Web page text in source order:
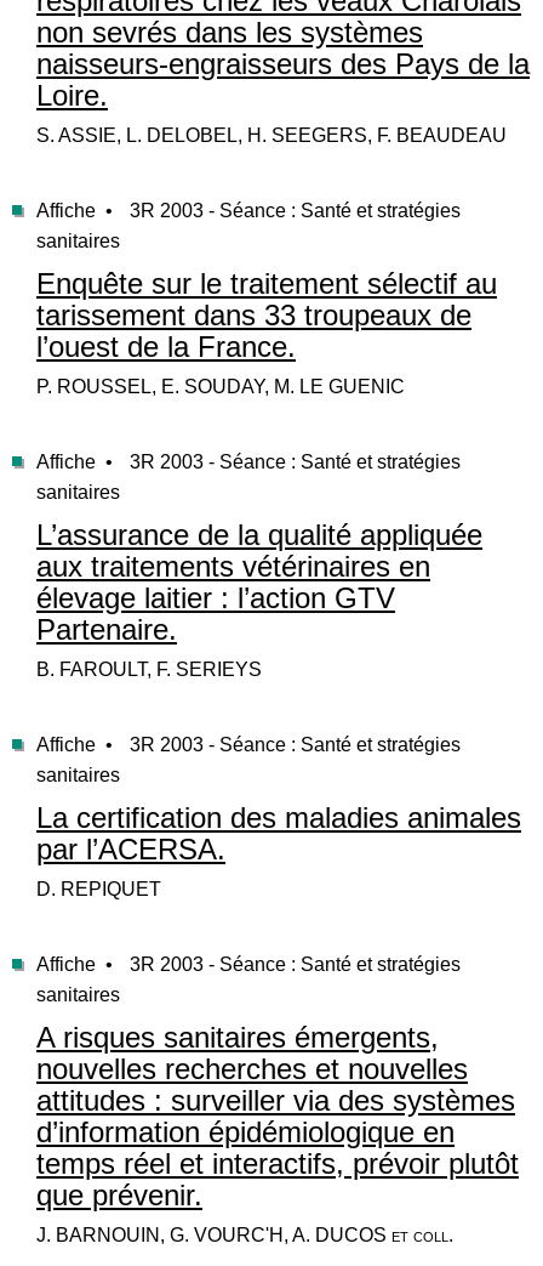
non sevrés dans les systèmes
naisseurs-engraisseurs des Pays de la
Loire.
S. ASSIE, L. DELOBEL, H. SEEGERS, F. BEAUDEAU
Affiche •
3R 2003 - Séance : Santé et stratégies
sanitaires
Enquête sur le traitement sélectif au
tarissement dans 33 troupeaux de
l’ouest de la France.
P. ROUSSEL, E. SOUDAY, M. LE GUENIC
Affiche •
3R 2003 - Séance : Santé et stratégies
sanitaires
L’assurance de la qualité appliquée
aux traitements vétérinaires en
élevage laitier : l’action GTV
Partenaire.
B. FAROULT, F. SERIEYS
Affiche •
3R 2003 - Séance : Santé et stratégies
sanitaires
La certification des maladies animales
par l’ACERSA.
D. REPIQUET
Affiche •
3R 2003 - Séance : Santé et stratégies
sanitaires
A risques sanitaires émergents,
nouvelles recherches et nouvelles
attitudes : surveiller via des systèmes
d’information épidémiologique en
temps réel et interactifs, prévoir plutôt
que prévenir.
J. BARNOUIN, G. VOURC'H, A. DUCOS et coll.